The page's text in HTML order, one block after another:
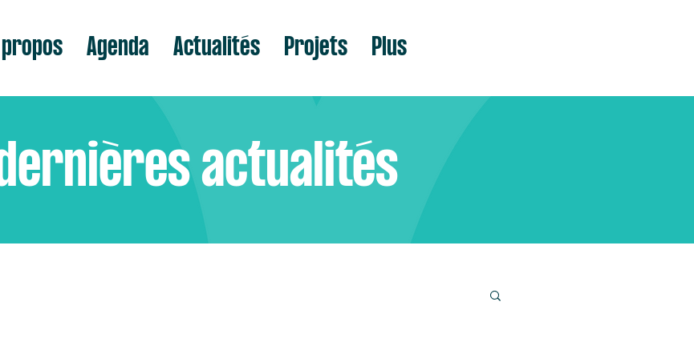
Agenda Actualités Projets Plus
actualités